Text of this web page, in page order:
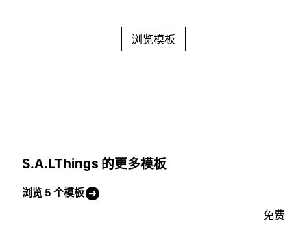
浏览模板
S.A.LThings 的更多模板
浏览 5 个模板
免费